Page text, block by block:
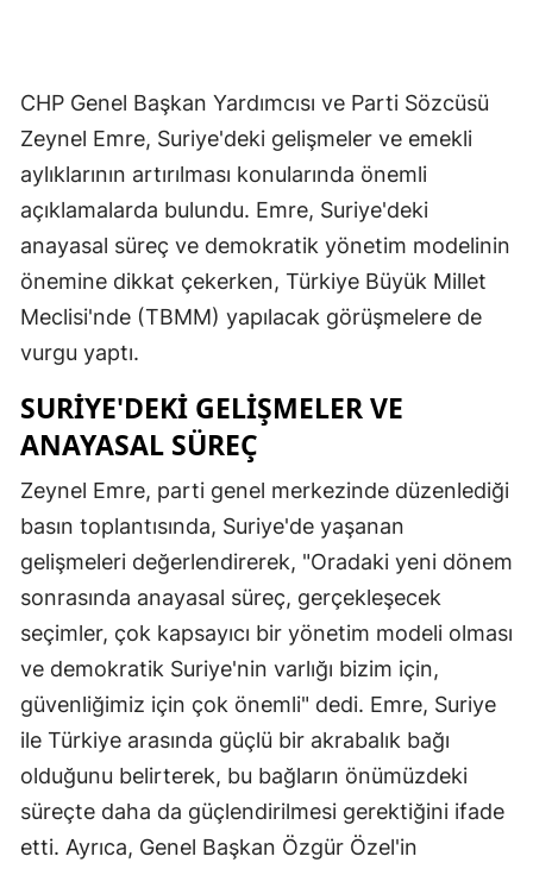
CHP Genel Başkan Yardımcısı ve Parti Sözcüsü
Zeynel Emre, Suriye'deki gelişmeler ve emekli
aylıklarının artırılması konularında önemli
açıklamalarda bulundu. Emre, Suriye'deki
anayasal süreç ve demokratik yönetim modelinin
önemine dikkat çekerken, Türkiye Büyük Millet
Meclisi'nde (TBMM) yapılacak görüşmelere de
vurgu yaptı.
SURIYE'DEKI GELIŞMELER VE
ANAYASAL SÜREÇ
Zeynel Emre, parti genel merkezinde düzenlediği
basın toplantısında, Suriye'de yaşanan
gelişmeleri değerlendirerek, "Oradaki yeni dönem
sonrasında anayasal süreç, gerçekleşecek
seçimler, çok kapsayıcı bir yönetim modeli olması
ve demokratik Suriye'nin varlığı bizim için,
güvenliğimiz için çok önemli" dedi. Emre, Suriye
ile Türkiye arasında güçlü bir akrabalık bağı
olduğunu belirterek, bu bağların önümüzdeki
süreçte daha da güçlendirilmesi gerektiğini ifade
etti. Ayrıca, Genel Başkan Özgür Özel'in